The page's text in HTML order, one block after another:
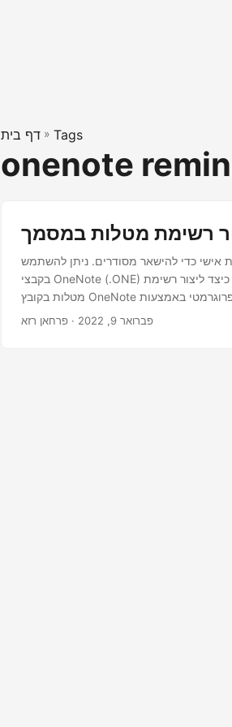
דף בית » Tags
onenote
אישי כדי להישאר מסודרים. ניתן להשתמש
בקבצי OneNote (.ONE) ליצירת רשימות מטלות לתכנון משימות. בהתאם לכך, המאמר דן כיצד ליצור רשימת
פברואר 9, 2022 · פרחאן רזא